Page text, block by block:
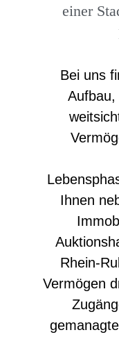
Bei uns
Ihnen
Rhein-
Vermögen